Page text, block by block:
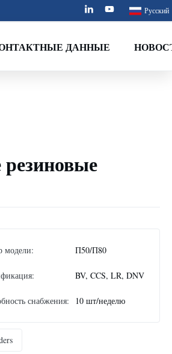
Русский
ДАННЫЕ
модели: П50/П80
BV, CCS, LR, DNV
снабжения: 10 шт/неделю